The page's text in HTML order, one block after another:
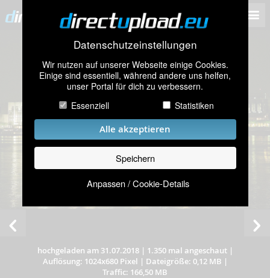
Datenschutzeinstellungen
Wir nutzen auf unserer Webseite einige Cookies.
Einige sind essentiell, während andere uns helfen,
unser Portal für dich zu verbessern.
Essenziell
Statistiken
Alle akzeptieren
Speichern
Anpassen / Cookie-Details
hochgeladen am 31.07.2018| 1.350 mal angeschaut|
Auflösung: 1024x680 Pixel | Dateigröße: 0,12 MB |
Traffic: 166,50 MB